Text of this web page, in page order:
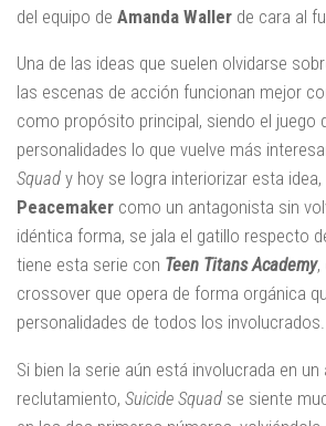
del equipo de Amanda Waller de cara al
Una de las ideas que suelen olvidarse
las escenas de acción funcionan mejor
como propósito principal, siendo el juego
personalidades lo que vuelve más
Squad y hoy se logra interiorizar esta idea,
Peacemaker como un antagonista sin
idéntica forma, se jala el gatillo respecto
tiene esta serie con Teen Titans Academy,
crossover que opera de forma orgánica
personalidades de todos los involucrados.
Si bien la serie aún está involucrada en un
reclutamiento, Suicide Squad se siente